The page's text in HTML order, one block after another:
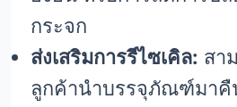
กระจก
ส่งเสริมการรีไซเคิล: สา
ลูกค้านำบรรจุภัณฑ์มาคื